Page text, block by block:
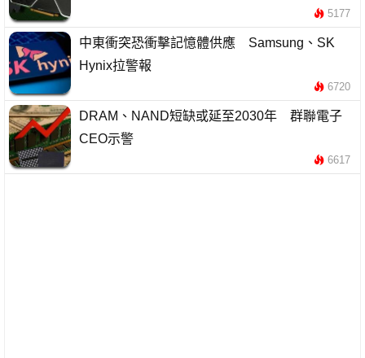
5177
中東衝突恐衝擊記憶體供應 Samsung、SK
Hynix拉警報
6720
DRAM、NAND短缺或延至2030年 群聯電子
CEO示警
6617